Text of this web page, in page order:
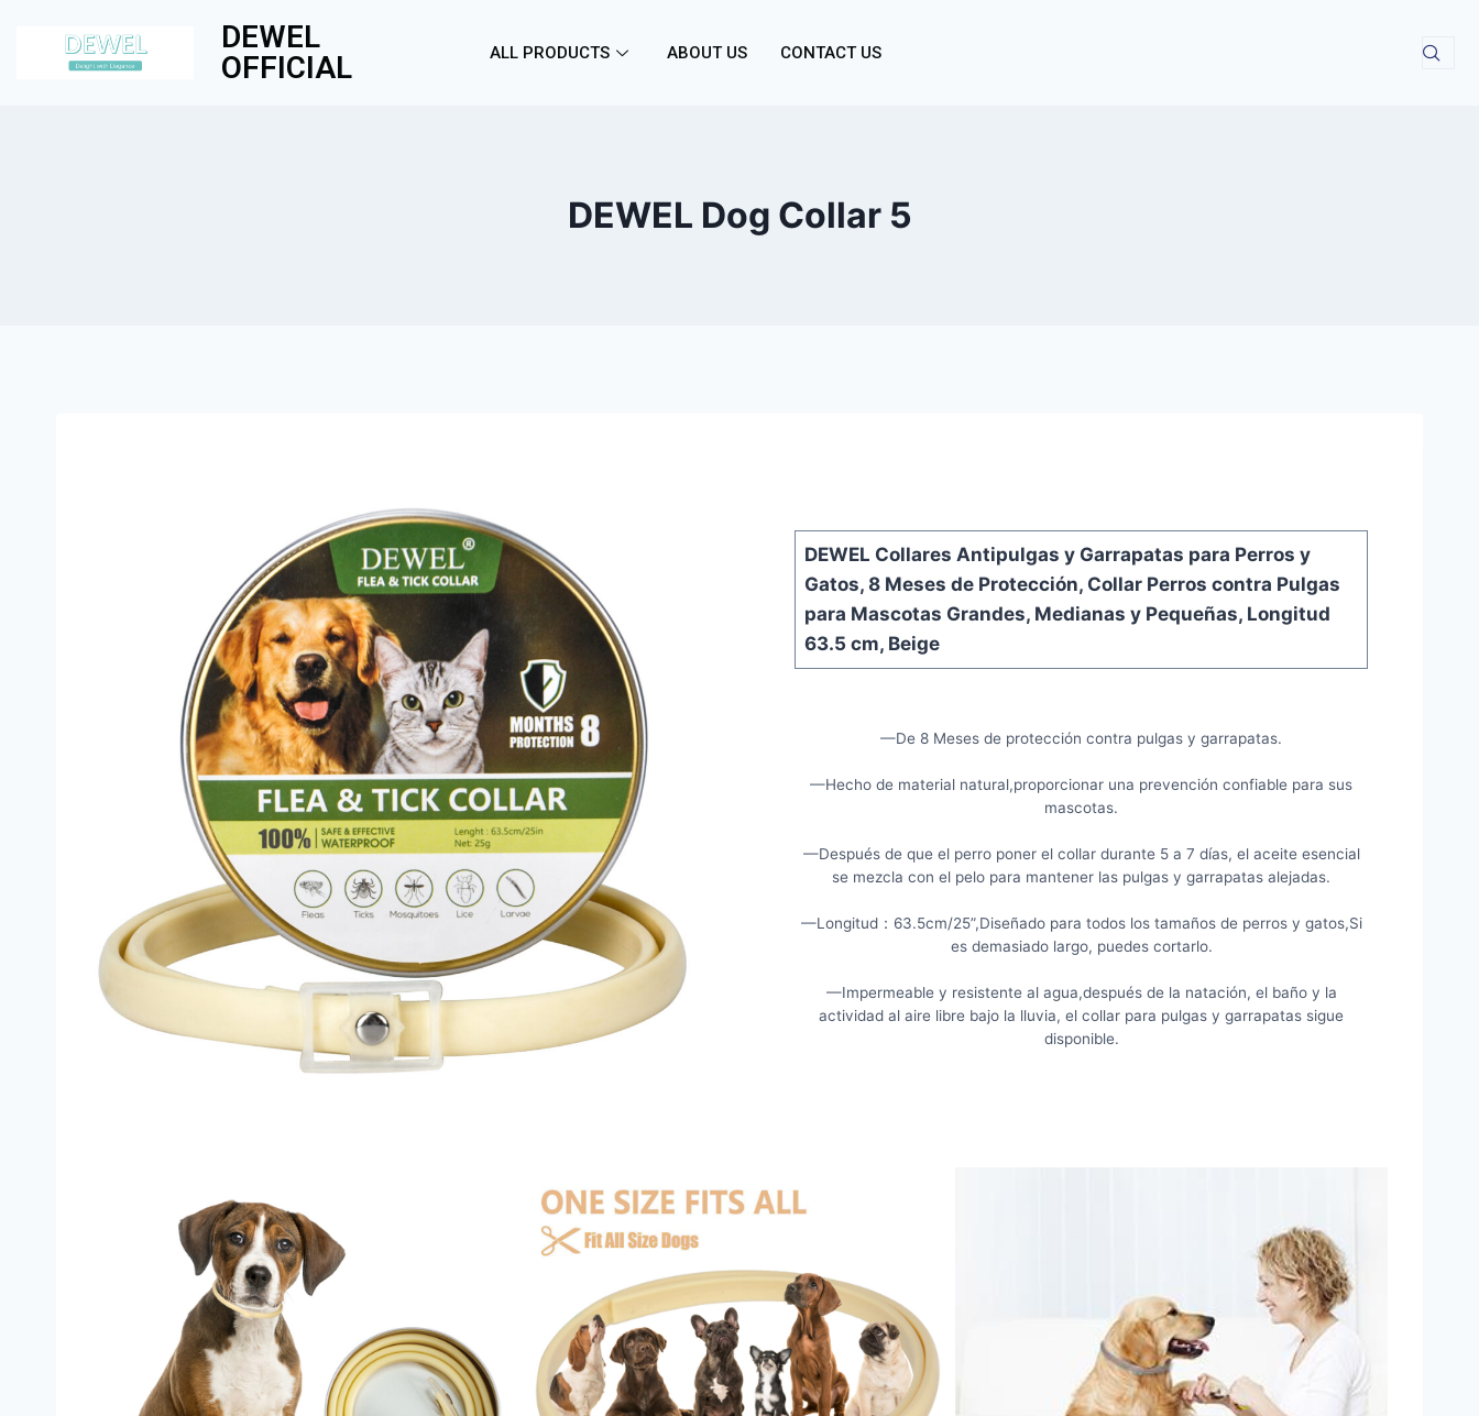
DEWEL
OFFICIAL
ALL PRODUCTS ABOUT US CONTACT US
DEWEL Dog Collar 5
DEWEL Collares Antipulgas y Garrapatas para Perros y
Gatos, 8 Meses de Protección, Collar Perros contra Pulgas
para Mascotas Grandes, Medianas y Pequeñas, Longitud
63.5 cm, Beige
—De 8 Meses de protección contra pulgas y garrapatas.
—Hecho de material natural,proporcionar una prevención confiable para sus
mascotas.
—Después de que el perro poner el collar durante 5 a 7 días, el aceite esencial
se mezcla con el pelo para mantener las pulgas y garrapatas alejadas.
—Longitud：63.5cm/25”,Diseñado para todos los tamaños de perros y gatos,Si
es demasiado largo, puedes cortarlo.
—Impermeable y resistente al agua,después de la natación, el baño y la
actividad al aire libre bajo la lluvia, el collar para pulgas y garrapatas sigue
disponible.